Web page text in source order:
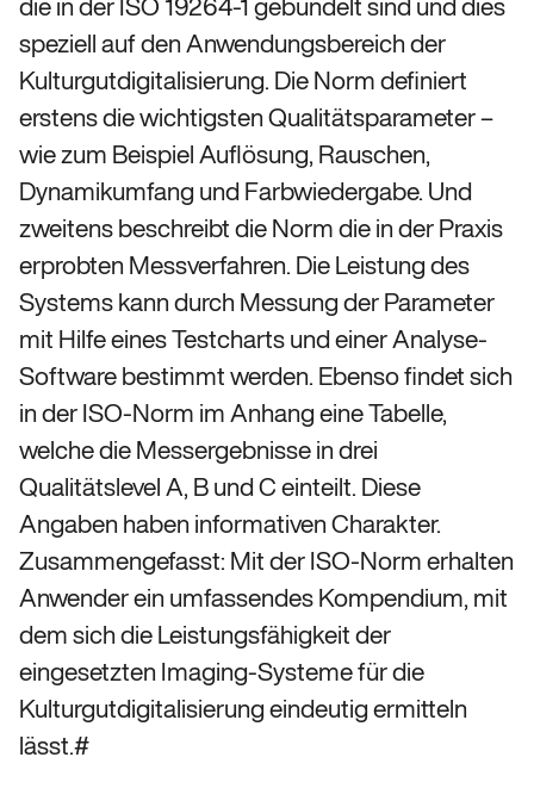
speziell auf den Anwendungsbereich der
Kulturgutdigitalisierung. Die Norm definiert
erstens die wichtigsten Qualitätsparameter –
wie zum Beispiel Auflösung, Rauschen,
Dynamikumfang und Farbwiedergabe. Und
zweitens beschreibt die Norm die in der Praxis
erprobten Messverfahren. Die Leistung des
Systems kann durch Messung der Parameter
mit Hilfe eines Testcharts und einer Analyse-
Software bestimmt werden. Ebenso findet sich
in der ISO-Norm im Anhang eine Tabelle,
welche die Messergebnisse in drei
Qualitätslevel A, B und C einteilt. Diese
Angaben haben informativen Charakter.
Zusammengefasst: Mit der ISO-Norm erhalten
Anwender ein umfassendes Kompendium, mit
dem sich die Leistungsfähigkeit der
eingesetzten Imaging-Systeme für die
Kulturgutdigitalisierung eindeutig ermitteln
lässt.#